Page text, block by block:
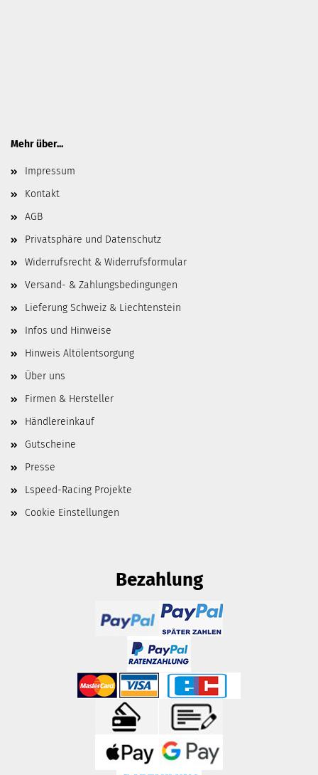
Mehr über...
Impressum
Kontakt
AGB
Privatsphäre und Datenschutz
Widerrufsrecht & Widerrufsformular
Versand- & Zahlungsbedingungen
Lieferung Schweiz & Liechtenstein
Infos und Hinweise
Hinweis Altölentsorgung
Über uns
Firmen & Hersteller
Händlereinkauf
Gutscheine
Presse
Lspeed-Racing Projekte
Cookie Einstellungen
Bezahlung